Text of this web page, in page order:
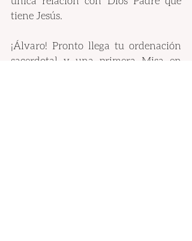
tiene Jesús.
¡Álvaro! Pronto llega tu ordenación
sacerdotal y una primera Misa en